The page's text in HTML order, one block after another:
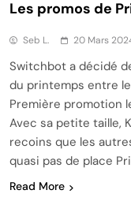
Les promos de
Seb L. 20 Mars
Switchbot a décidé
du printemps entre
Première promotion
Avec sa petite taille,
recoins que les
quasi pas de place
Read More